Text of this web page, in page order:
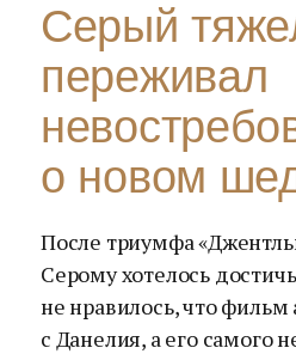
Серый
переживал
о новом
После триумфа
Серому хотелось
не нравилось, что
с Данелия, а его самого